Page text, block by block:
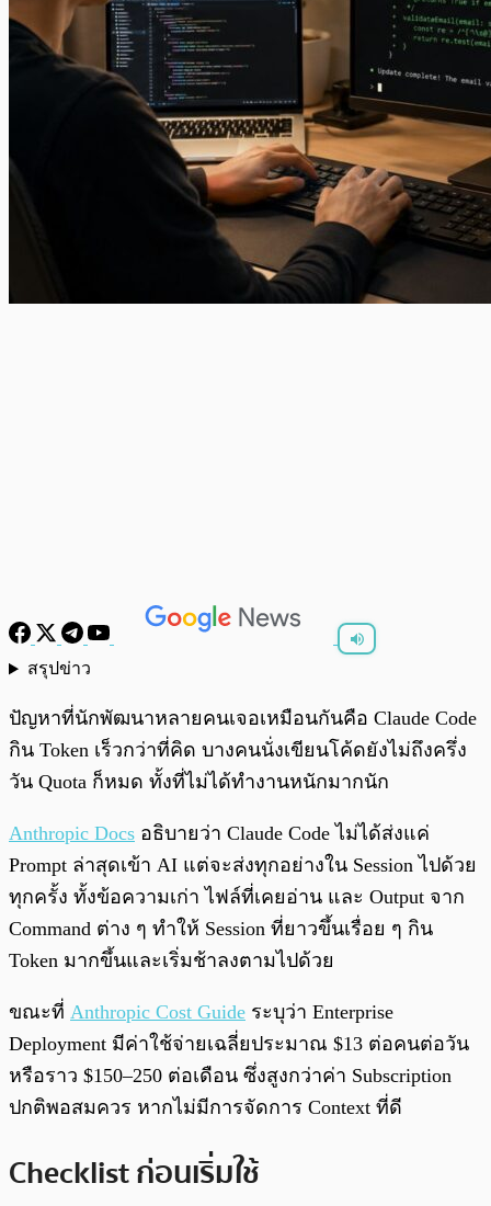
สรุปข่าว
ปัญหาที่นักพัฒนาหลายคนเจอเหมือนกันคือ Claude Code
กิน Token เร็วกว่าที่คิด บางคนนั่งเขียนโค้ดยังไม่ถึงครึ่ง
วัน Quota ก็หมด ทั้งที่ไม่ได้ทำงานหนักมากนัก
Anthropic Docs อธิบายว่า Claude Code ไม่ได้ส่งแค่
Prompt ล่าสุดเข้า AI แต่จะส่งทุกอย่างใน Session ไปด้วย
ทุกครั้ง ทั้งข้อความเก่า ไฟล์ที่เคยอ่าน และ Output จาก
Command ต่าง ๆ ทำให้ Session ที่ยาวขึ้นเรื่อย ๆ กิน
Token มากขึ้นและเริ่มช้าลงตามไปด้วย
ขณะที่ Anthropic Cost Guide ระบุว่า Enterprise
Deployment มีค่าใช้จ่ายเฉลี่ยประมาณ $13 ต่อคนต่อวัน
หรือราว $150–250 ต่อเดือน ซึ่งสูงกว่าค่า Subscription
ปกติพอสมควร หากไม่มีการจัดการ Context ที่ดี
Checklist ก่อนเริ่มใช้